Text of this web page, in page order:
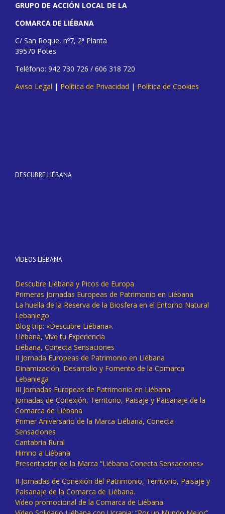
GRUPO DE ACCIÓN LOCAL DE LA
COMARCA DE LIÉBANA
C/ San Roque, nº7, 2ª Planta
39570 Potes
Teléfono: 942 730 726 / 606 318 720
Aviso Legal | Política de Privacidad | Política de Cookies
DESCUBRE LIÉBANA
VÍDEOS LIÉBANA
Descubre Liébana y Picos de Europa
Primeras Jornadas Europeas de Patrimonio en Liébana
La huella de la Reserva de la Biosfera en el Entorno Natural
Lebaniego
Blog trip: «Descubre Liébana».
Liébana, Vive tu Experiencia
Liébana, Conecta Sensaciones
II Jornada Europeas de Patrimonio en Liébana
Dinamización, Desarrollo y Fomento de la Comarca
Lebaniega
III Jornadas Europeas de Patrimonio en Liébana
Jornadas de Conexión, Territorio, Paisaje y Paisanaje de la
Comarca de Liébana
Primer Aniversario de la Marca Liébana, Conecta
Sensaciones
Cantabria Rural
Himno a Liébana
Presentación de la Marca “Liébana Conecta Sensaciones»
II Jornadas de Conexión del Patrimonio, Territorio, Paisaje y
Paisanaje de la Comarca de Liébana.
Vídeo promocional de la Comarca de Liébana